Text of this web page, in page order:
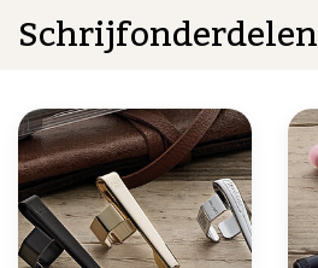
Schrijfonderdelen